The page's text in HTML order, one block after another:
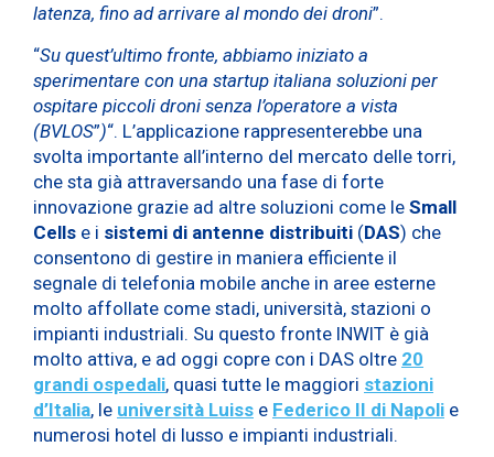
latenza, fino ad arrivare al mondo dei droni”.
“Su quest’ultimo fronte, abbiamo iniziato a
sperimentare con una startup italiana soluzioni per
ospitare piccoli droni senza l’operatore a vista
(BVLOS”)“. L’applicazione rappresenterebbe una
svolta importante all’interno del mercato delle torri,
che sta già attraversando una fase di forte
innovazione grazie ad altre soluzioni come le Small
Cells e i sistemi di antenne distribuiti (DAS) che
consentono di gestire in maniera efficiente il
segnale di telefonia mobile anche in aree esterne
molto affollate come stadi, università, stazioni o
impianti industriali. Su questo fronte INWIT è già
molto attiva, e ad oggi copre con i DAS oltre 20
grandi ospedali, quasi tutte le maggiori stazioni
d’Italia, le università Luiss e Federico II di Napoli e
numerosi hotel di lusso e impianti industriali.